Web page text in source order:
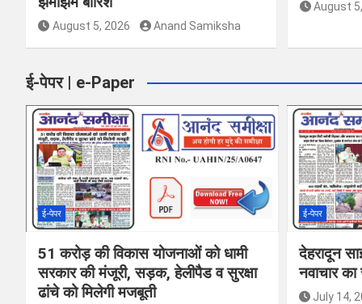
August 5, 2026 Anand Samiksha
August
ई-पेपर | e-Paper
ई-पेपर
51 करोड़ की विकास योजनाओं को धामी
सरकार की मंजूरी, सड़क, हेलीपैड व सुरक्षा
ढांचे को मिलेगी मजबूती
ई-पेपर
देहरादून
नवाचार का
July 14,